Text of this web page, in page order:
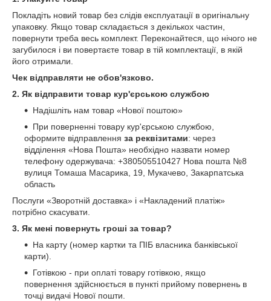
Покладіть новий товар без слідів експлуатації в оригінальну
упаковку. Якщо товар складається з декількох частин,
повернути треба весь комплект. Переконайтеся, що нічого не
загубилося і ви повертаєте товар в тій комплектації, в якій
його отримали.
Чек відправляти не обов'язково.
2. Як відправити товар кур'єрською службою
Надішліть нам товар «Нової поштою»
При поверненні товару кур'єрською службою,
оформите відправлення за реквізитами: через
відділення «Нова Пошта» необхідно назвати номер
телефону одержувача: +380505510427 Нова пошта №8
вулиця Томаша Масарика, 19, Мукачево, Закарпатська
область
Послуги «Зворотній доставка» і «Накладений платіж»
потрібно скасувати.
3. Як мені повернуть гроші за товар?
На карту (номер картки та ПІБ власника банківської
карти).
Готівкою - при оплаті товару готівкою, якщо
повернення здійснюється в пункті прийому повернень в
точці видачі Нової пошти.